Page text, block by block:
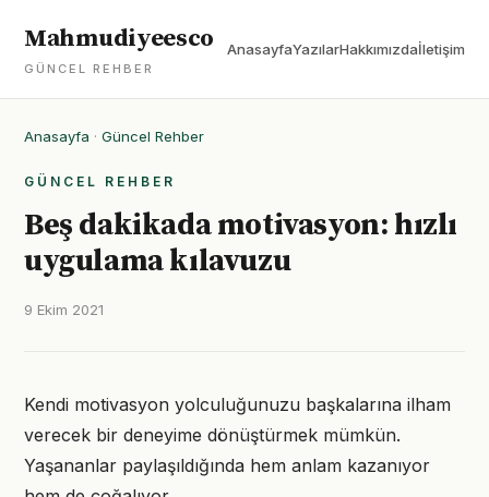
Mahmudiyeesco
GÜNCEL REHBER
AnasayfaYazılarHakkımızdaİletişim
Anasayfa · Güncel Rehber
GÜNCEL REHBER
Beş dakikada motivasyon: hızlı
uygulama kılavuzu
9 Ekim 2021
Kendi motivasyon yolculuğunuzu başkalarına ilham
verecek bir deneyime dönüştürmek mümkün.
Yaşananlar paylaşıldığında hem anlam kazanıyor